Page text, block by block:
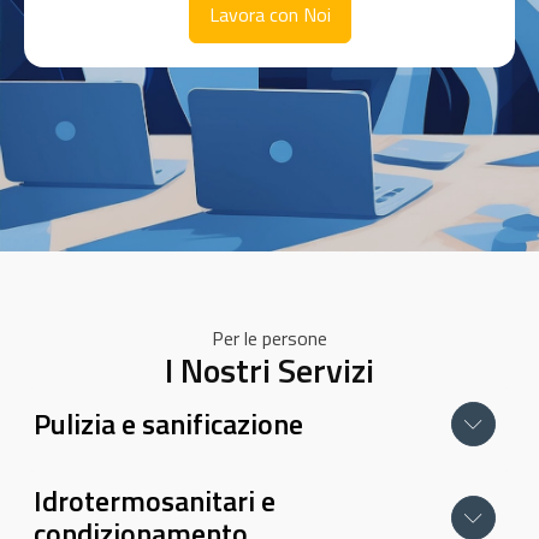
Lavora con Noi
Per le persone
I Nostri Servizi
Pulizia e sanificazione
Idrotermosanitari e